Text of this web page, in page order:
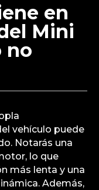
en
Mini
no
vehículo puede
Notarás una
lo que
más lenta y una
Además,